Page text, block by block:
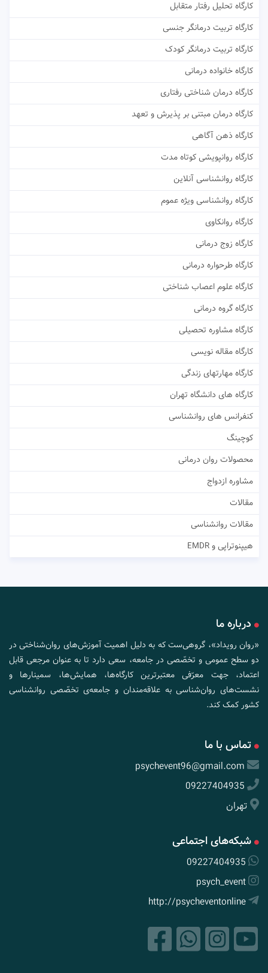
کارگاه تحلیل رفتار متقابل
کارگاه تربیت درمانگر جنسی
کارگاه تربیت درمانگر کودک
کارگاه خانواده درمانی
کارگاه درمان شناختی رفتاری
کارگاه درمان مبتنی بر پذیرش و تعهد
کارگاه ذهن آگاهی
کارگاه روانپویشی کوتاه مدت
کارگاه روانشناسی آنلاین
کارگاه روانشناسی ویژه عموم
کارگاه روانکاوی
کارگاه زوج درمانی
کارگاه طرحواره درمانی
کارگاه علوم اعصاب شناختی
کارگاه گروه درمانی
کارگاه مشاوره تحصیلی
کارگاه مقاله نویسی
کارگاه مهارتهای زندگی
کارگاه های دانشگاه تهران
کنفرانس های روانشناسی
کوچینگ
محصولات روان درمانی
مشاوره ازدواج
مقالات
مقالات روانشناسی
هیپنوتراپی و EMDR
درباره ما
«روان رویداد»، گروهی‌ست که به دلیل اهمیت آموزش‌های روان‌شناختی در
دو سطح عمومی و تخصّصی در جامعه، سعی دارد تا به عنوان مرجعی قابل
اعتماد، جهت معرّفی معتبرترین کارگاه‌ها، همایش‌ها، سمینارها و
نشست‌های روان‌شناسی به علاقه‌مندان و جامعه‌ی تخصّصی روانشناسی
کشور کمک کند.
تماس با ما
psychevent96@gmail.com
09227404935
تهران
شبکه‌های اجتماعی
09227404935
psych_event
http://psycheventonline